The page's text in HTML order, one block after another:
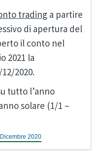
trading a partire
di apertura del
il conto nel
2021 la
2020.
tutto l’anno
solare (1/1 –
2020